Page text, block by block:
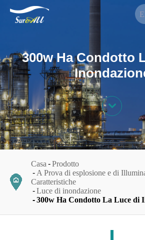
300w Ha Condotto

Casa
Prodotto
A Prova di esplosione e di
Caratteristiche
Luce di inondazione
300w Ha Condotto La Luce di